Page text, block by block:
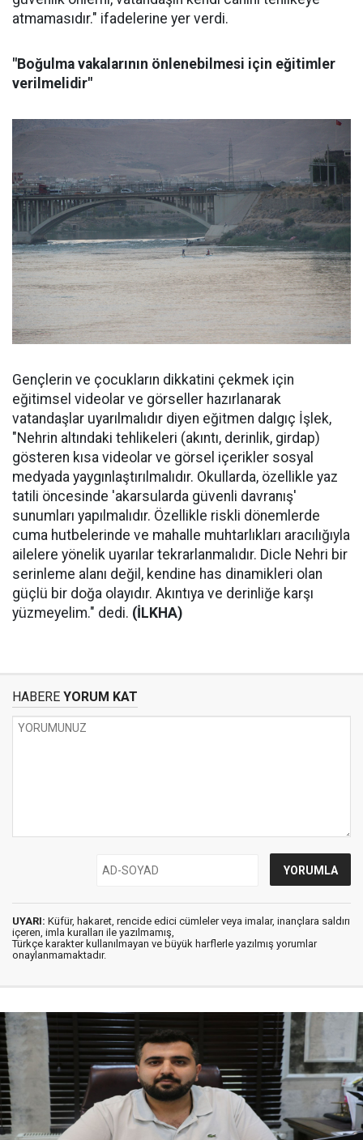
atmamasıdır." ifadelerine yer verdi.
"Boğulma vakalarının önlenebilmesi için eğitimler
verilmelidir"
Gençlerin ve çocukların dikkatini çekmek için
eğitimsel videolar ve görseller hazırlanarak
vatandaşlar uyarılmalıdır diyen eğitmen dalgıç İşlek,
"Nehrin altındaki tehlikeleri (akıntı, derinlik, girdap)
gösteren kısa videolar ve görsel içerikler sosyal
medyada yaygınlaştırılmalıdır. Okullarda, özellikle yaz
tatili öncesinde 'akarsularda güvenli davranış'
sunumları yapılmalıdır. Özellikle riskli dönemlerde
cuma hutbelerinde ve mahalle muhtarlıkları aracılığıyla
ailelere yönelik uyarılar tekrarlanmalıdır. Dicle Nehri bir
serinleme alanı değil, kendine has dinamikleri olan
güçlü bir doğa olayıdır. Akıntıya ve derinliğe karşı
yüzmeyelim." dedi. (İLKHA)
HABERE YORUM KAT
UYARI: Küfür, hakaret, rencide edici cümleler veya imalar, inançlara saldırı
içeren, imla kuralları ile yazılmamış,
Türkçe karakter kullanılmayan ve büyük harflerle yazılmış yorumlar
onaylanmamaktadır.